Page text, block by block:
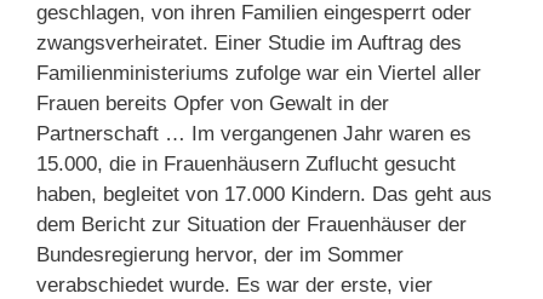
geschlagen, von ihren Familien eingesperrt oder
zwangsverheiratet. Einer Studie im Auftrag des
Familienministeriums zufolge war ein Viertel aller
Frauen bereits Opfer von Gewalt in der
Partnerschaft … Im vergangenen Jahr waren es
15.000, die in Frauenhäusern Zuflucht gesucht
haben, begleitet von 17.000 Kindern. Das geht aus
dem Bericht zur Situation der Frauenhäuser der
Bundesregierung hervor, der im Sommer
verabschiedet wurde. Es war der erste, vier